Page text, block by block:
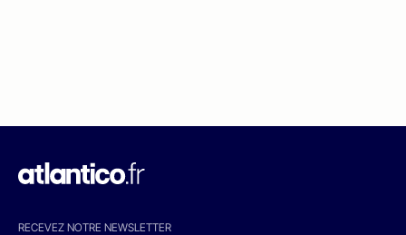
RECEVEZ NOTRE NEWSLETTER